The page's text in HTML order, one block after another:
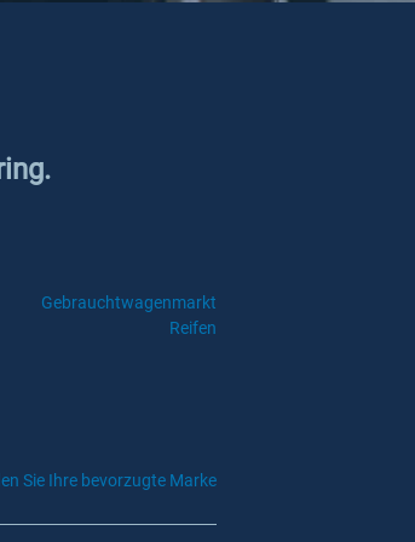
Gebrauchtwagenmarkt
Reifen
Sie Ihre bevorzugte Marke